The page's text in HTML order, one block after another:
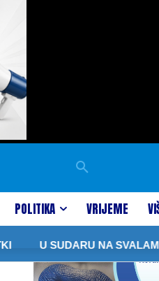
POLITIKA VRIJEME
U SUDARU NA SVALAMA